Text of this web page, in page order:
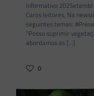
Informativo
Caros leitores, Na
seguintes temas:
“Posso suprimir
abordamos as […]
0